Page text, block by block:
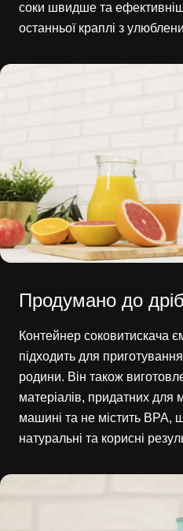
соки швидше та
останньої краплі з
Продумано до
Контейнер соковитискача
підходить для
родини. Він також
матеріалів, придатних для
машині та не містить BPA,
натуральні та корисні